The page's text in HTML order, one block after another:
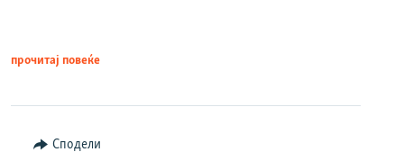
прочитај повеќе
Сподели